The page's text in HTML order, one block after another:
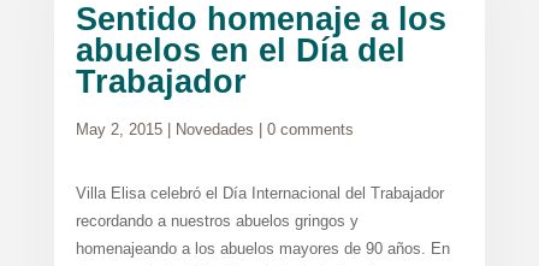
Sentido homenaje a los
abuelos en el Día del
Trabajador
May 2, 2015| Novedades 0 comments
Villa Elisa celebró el Día Internacional del Trabajador
recordando a nuestros abuelos gringos y
homenajeando a los abuelos mayores de 90 años. En